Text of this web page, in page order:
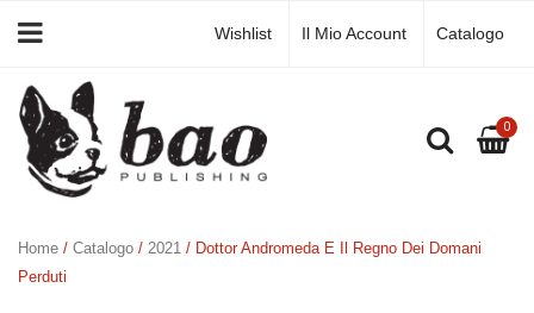
Wishlist Il Mio Account Catalogo
0
Home / Catalogo / 2021 / Dottor Andromeda E Il Regno Dei Domani
Perduti